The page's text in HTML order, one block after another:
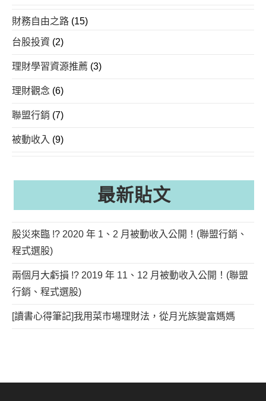
財務自由之路 (15)
台股投資 (2)
理財學習資源推薦 (3)
理財觀念 (6)
聯盟行銷 (7)
被動收入 (9)
最新貼文
股災來臨 !? 2020 年 1、2 月被動收入公開！(聯盟行銷、
程式選股)
兩個月大虧損 !? 2019 年 11、12 月被動收入公開！(聯盟
行銷、程式選股)
[讀書心得筆記]我用菜市場理財法，從月光族變富媽媽